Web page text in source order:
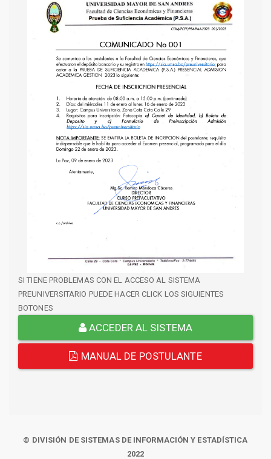
SI TIENE PROBLEMAS CON EL ACCESO AL SISTEMA
PREUNIVERSITARIO PUEDE HACER CLICK LOS SIGUIENTES
BOTONES
ACCEDER AL SISTEMA
MANUAL DE POSTULANTE
© DIVISIÓN DE SISTEMAS DE INFORMACIÓN Y ESTADÍSTICA
2022